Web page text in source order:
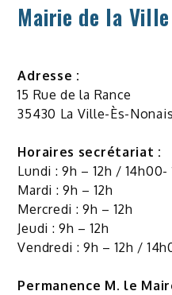
Mairie de la
Adresse :
15 Rue de la Rance
35430 La Ville-Ès-Nonais
Horaires secrétariat :
Lundi : 9h – 12h / 14h00-
Mardi : 9h – 12h
Mercredi : 9h – 12h
Jeudi : 9h – 12h
Vendredi : 9h – 12h /
Permanence M. le